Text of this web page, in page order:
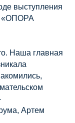
выступления
«ОПОРА
Наша главная
Артем